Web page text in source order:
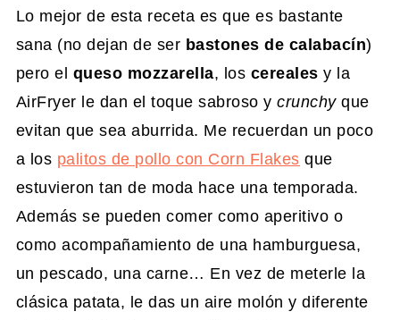
Lo mejor de esta receta es que es bastante
sana (no dejan de ser bastones de calabacín)
pero el queso mozzarella, los cereales y la
AirFryer le dan el toque sabroso ycrunchyque
evitan que sea aburrida. Me recuerdan un poco
a los palitos de pollo con Corn Flakes que
estuvieron tan de moda hace una temporada.
Además se pueden comer como aperitivo o
como acompañamiento de una hamburguesa,
un pescado, una carne… En vez de meterle la
clásica patata, le das un aire molón y diferente